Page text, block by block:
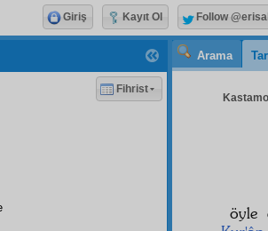
Arama
öyle
Fihrist
Giriş Kayıt Ol Follow